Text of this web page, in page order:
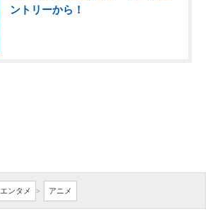
ントリーから！
エンタメ > アニメ